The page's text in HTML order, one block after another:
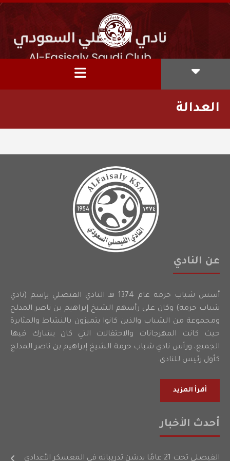
العدالة
عن النادي
أسس شباب حرمه عام 1374 هـ النادي الفيصلي بإسم (نادي
شباب حرمه) وكان على رأسهم الشيخ إبراهيم بن ناصر المدلج
ومجموعة من الشباب والذين كانوا يتميزون بالنشاط والمثابرة
حيث كانت المهرجانات والاحتفالات التي كان يشارك فيها
الجميع، ورأس نادي شباب حرمة الشيخ إبراهيم بن ناصر المدلج
كأول رئيس للنادي.
أقرأ المزيد
أحدث الأخبار
الفيصلي تحت 21 عامًا يدشن تدريباته في المعسكر الأعدادي